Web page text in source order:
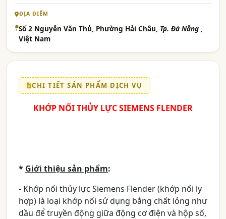
ĐỊA ĐIỂM
Số 2 Nguyễn Văn Thủ, Phường Hải Châu, Tp. Đà Nẵng ,
Việt Nam
CHI TIẾT SẢN PHẨM DỊCH VỤ
KHỚP NỐI THỦY LỰC SIEMENS FLENDER
* Giới thiệu sản phẩm:
- Khớp nối thủy lực Siemens Flender (khớp nối ly
hợp) là loại khớp nối sử dụng bằng chất lỏng như
dầu để truyền động giữa động cơ điện và hộp số,